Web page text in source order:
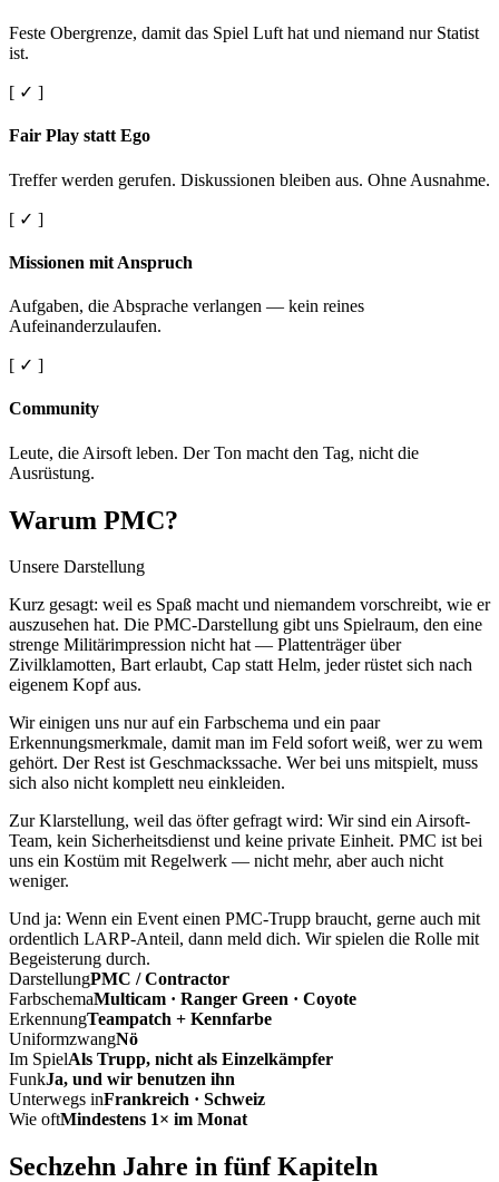
Feste Obergrenze, damit das Spiel Luft hat und niemand nur Statist
ist.
[ ✓ ]
Fair Play statt Ego
Treffer werden gerufen. Diskussionen bleiben aus. Ohne Ausnahme.
[ ✓ ]
Missionen mit Anspruch
Aufgaben, die Absprache verlangen — kein reines
Aufeinanderzulaufen.
[ ✓ ]
Community
Leute, die Airsoft leben. Der Ton macht den Tag, nicht die
Ausrüstung.
Warum PMC?
Unsere Darstellung
Kurz gesagt: weil es Spaß macht und niemandem vorschreibt, wie er
auszusehen hat. Die PMC-Darstellung gibt uns Spielraum, den eine
strenge Militärimpression nicht hat — Plattenträger über
Zivilklamotten, Bart erlaubt, Cap statt Helm, jeder rüstet sich nach
eigenem Kopf aus.
Wir einigen uns nur auf ein Farbschema und ein paar
Erkennungsmerkmale, damit man im Feld sofort weiß, wer zu wem
gehört. Der Rest ist Geschmackssache. Wer bei uns mitspielt, muss
sich also nicht komplett neu einkleiden.
Zur Klarstellung, weil das öfter gefragt wird: Wir sind ein Airsoft-
Team, kein Sicherheitsdienst und keine private Einheit. PMC ist bei
uns ein Kostüm mit Regelwerk — nicht mehr, aber auch nicht
weniger.
Und ja: Wenn ein Event einen PMC-Trupp braucht, gerne auch mit
ordentlich LARP-Anteil, dann meld dich. Wir spielen die Rolle mit
Begeisterung durch.
DarstellungPMC / Contractor
FarbschemaMulticam · Ranger Green · Coyote
ErkennungTeampatch + Kennfarbe
UniformzwangNö
Im SpielAls Trupp, nicht als Einzelkämpfer
FunkJa, und wir benutzen ihn
Unterwegs inFrankreich · Schweiz
Wie oftMindestens 1× im Monat
Sechzehn Jahre in fünf Kapiteln